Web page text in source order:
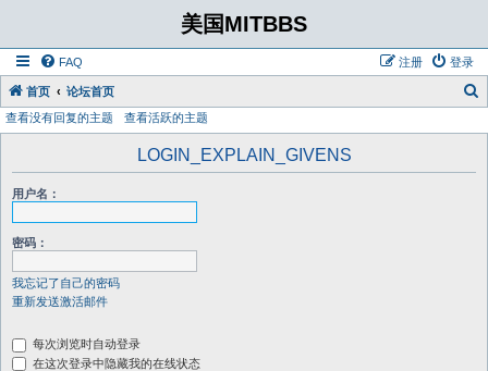
美国MITBBS
FAQ 登录
注册
首页 论坛首页
查看没有回复的主题 查看活跃的主题
LOGIN_EXPLAIN_GIVENS
用户名：
密码：
我忘记了自己的密码
重新发送激活邮件
每次浏览时自动登录
在这次登录中隐藏我的在线状态